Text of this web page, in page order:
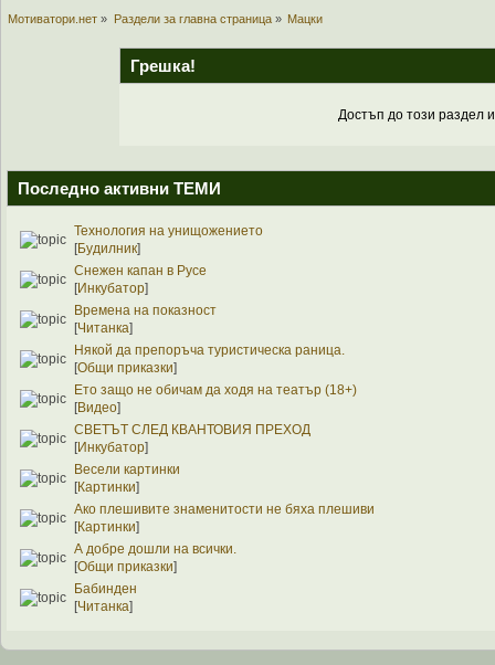
Мотиватори.нет » Раздели за главна страница» Мацки
Грешка!
Достъп до този раздел
Последно активни ТЕМИ
Технология на унищожението
[Будилник]
Снежен капан в Русе
[Инкубатор]
Времена на показност
[Читанка]
Някой да препоръча туристическа раница.
[Общи приказки]
Ето защо не обичам да ходя на театър (18+)
[Видео]
СВЕТЪТ СЛЕД КВАНТОВИЯ ПРЕХОД
[Инкубатор]
Весели картинки
[Картинки]
Ако плешивите знаменитости не бяха плешиви
[Картинки]
А добре дошли на всички.
[Общи приказки]
Бабинден
[Читанка]